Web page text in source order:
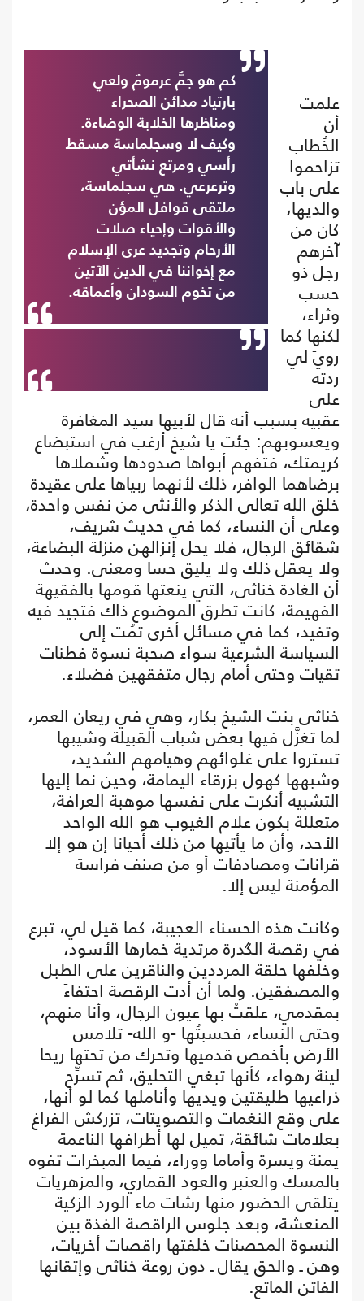
كم هو جمٌّ عرمومٌ ولعي
بارتياد مدائن الصحراء
ومناظرها الخلابة الوضاءة.
وكيف لا وسجلماسة مسقط
رأسي ومرتع نشأتي
وترعرعي. هي سجلماسة،
ملتقى قوافل المؤن
والأقوات وإحياء صلات
الأرحام وتجديد عرى الإسلام
مع إخواننا في الدين الآتين
من تخوم السودان وأعماقه.
علمت
أن
الخُطاب
تزاحموا
على باب
والديها،
كان من
آخرهم
رجل ذو
حسب
وثراء،
لكنها كما
رويَ لي
ردته
على
عقبيه بسبب أنه قال لأبيها سيد المغافرة
ويعسوبهم: جئت يا شيخ أرغب في استبضاع
كريمتك، فتفهم أبواها صدودها وشملاها
برضاهما الوافر، ذلك لأنهما ربياها على عقيدة
خلق الله تعالى الذكر والأنثى من نفس واحدة،
وعلى أن النساء، كما في حديث شريف،
شقائق الرجال، فلا يحل إنزالهن منزلة البضاعة،
ولا يعقل ذلك ولا يليق حسا ومعنى. وحدث
أن الغادة خناثى، التي ينعتها قومها بالفقيهة
الفهيمة، كانت تطرق الموضوع ذاك فتجيد فيه
وتفيد، كما في مسائل أخرى تمُت إلى
السياسة الشرعية سواء صحبةَ نسوة فطنات
تقيات وحتى أمام رجال متفقهين فضلاء.
خناثى بنت الشيخ بكار، وهي في ريعان العمر،
لما تغزَّل فيها بعض شباب القبيلة وشيبها
تستروا على غلوائهم وهيامهم الشديد،
وشبهها كهول بزرقاء اليمامة، وحين نما إليها
التشبيه أنكرت على نفسها موهبة العرافة،
متعللة بكون علام الغيوب هو الله الواحد
الأحد، وأن ما يأتيها من ذلك أحيانا إن هو إلا
قرانات ومصادفات أو من صنف فراسة
المؤمنة ليس إلا.
وكانت هذه الحسناء العجيبة، كما قيل لي، تبرع
في رقصة الگدرة مرتدية خمارها الأسود،
وخلفها حلقة المرددين والناقرين على الطبل
والمصفقين. ولما أن أدت الرقصة احتفاءً
بمقدمي، علقتْ بها عيون الرجال، وأنا منهم،
وحتى النساء، فحسبتُها -و الله- تلامس
الأرض بأخمص قدميها وتحرك من تحتها ريحا
لينة رهواء، كأنها تبغي التحليق، ثم تسرِّح
ذراعيها طليقتين ويديها وأناملها كما لو أنها،
على وقع النغمات والتصويتات، تزركش الفراغ
بعلامات شائقة، تميل لها أطرافها الناعمة
يمنة ويسرة وأماما ووراء، فيما المبخرات تفوه
بالمسك والعنبر والعود القماري، والمزهريات
يتلقى الحضور منها رشات ماء الورد الزكية
المنعشة، وبعد جلوس الراقصة الفذة بين
النسوة المحصنات خلفتها راقصات أخريات،
وهن ـ والحق يقال ـ دون روعة خناثى وإتقانها
الفاتن الماتع.